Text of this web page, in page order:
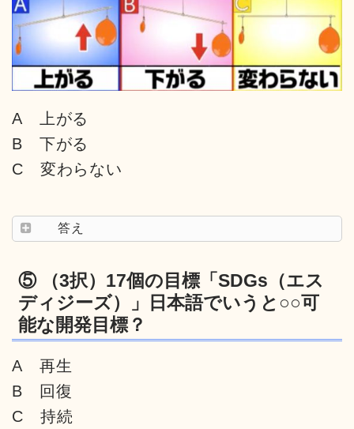
A 上がる
B 下がる
C 変わらない
答え
⑤ （3択）17個の目標「SDGs（エス
ディジーズ）」日本語でいうと○○可
能な開発目標？
A 再生
B 回復
C 持続